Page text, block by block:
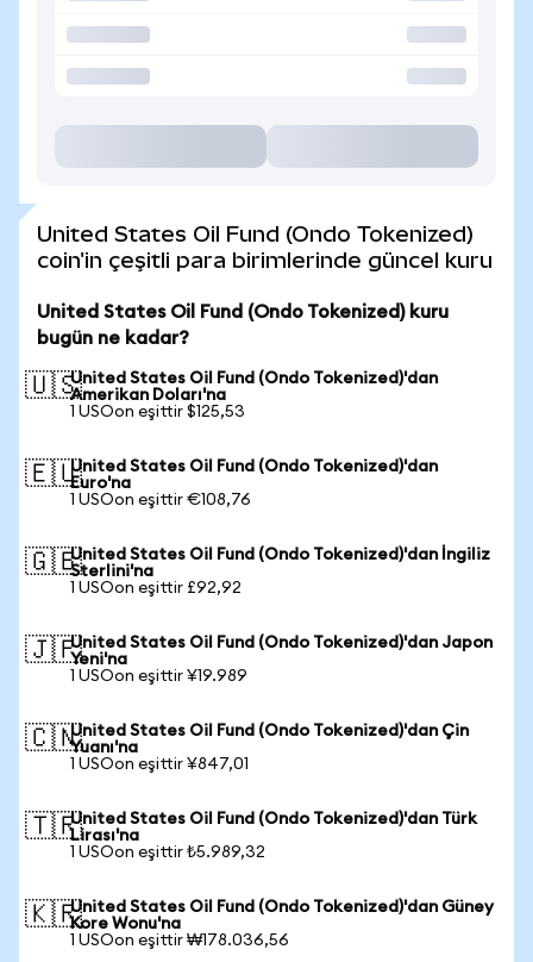
United States Oil Fund (Ondo Tokenized)
coin'in çeşitli para birimlerinde güncel kuru
United States Oil Fund (Ondo Tokenized) kuru
bugün ne kadar?
🇺🇸United States Oil Fund (Ondo Tokenized)'dan
Amerikan Doları'na
1 USOon eşittir $125,53
🇪🇺United States Oil Fund (Ondo Tokenized)'dan
Euro'na
1 USOon eşittir €108,76
🇬🇧United States Oil Fund (Ondo Tokenized)'dan İngiliz
Sterlini'na
1 USOon eşittir £92,92
🇯🇵United States Oil Fund (Ondo Tokenized)'dan Japon
Yeni'na
1 USOon eşittir ¥19.989
🇨🇳United States Oil Fund (Ondo Tokenized)'dan Çin
Yuanı'na
1 USOon eşittir ¥847,01
🇹🇷United States Oil Fund (Ondo Tokenized)'dan Türk
Lirası'na
1 USOon eşittir ₺5.989,32
🇰🇷United States Oil Fund (Ondo Tokenized)'dan Güney
Kore Wonu'na
1 USOon eşittir ₩178.036,56